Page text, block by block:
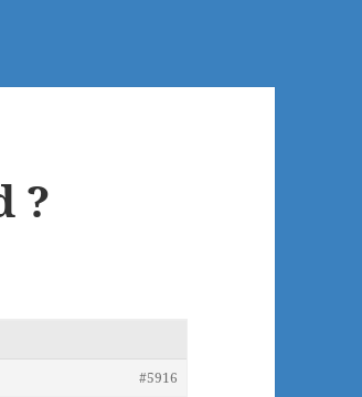
?
#5916